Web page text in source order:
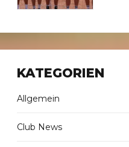
KATEGORIEN
Allgemein
Club News